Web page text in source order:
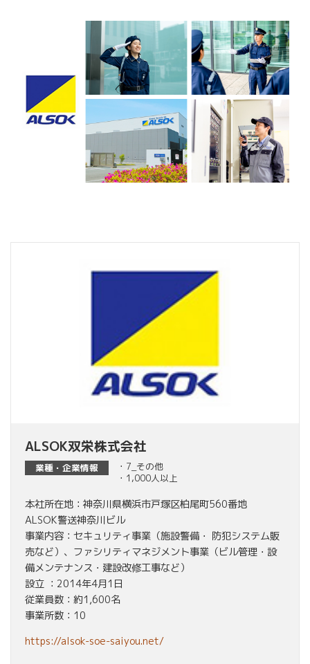
ALSOK双栄株式会社
業種・企業情報
・7_その他
・1,000人以上
本社所在地：神奈川県横浜市戸塚区柏尾町560番地
ALSOK警送神奈川ビル
事業内容：セキュリティ事業（施設警備・ 防犯システム販
売など）、ファシリティマネジメント事業（ビル管理・設
備メンテナンス・建設改修工事など）
設立 ：2014年4月1日
従業員数：約1,600名
事業所数：10
https://alsok-soe-saiyou.net/